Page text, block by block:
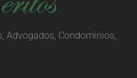
Advogados, Condomínios,